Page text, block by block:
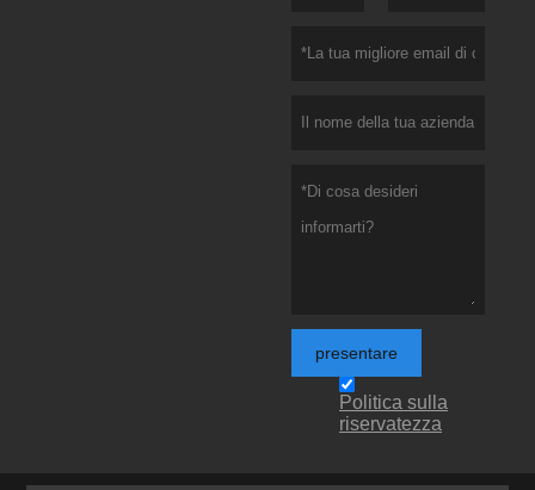
presentare
Politica sulla
riservatezza